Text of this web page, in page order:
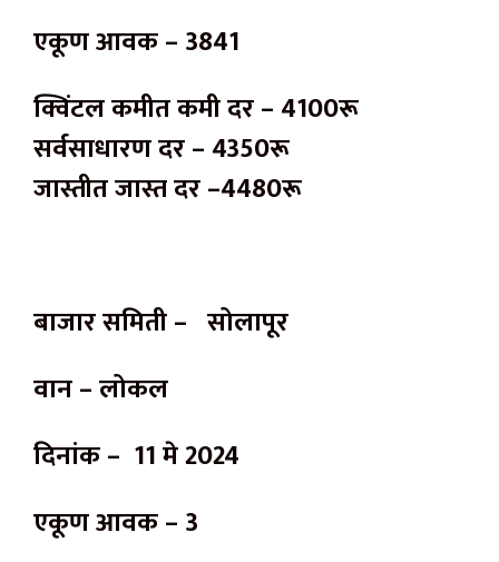
एकूण आवक – 3841
क्विंटल कमीत कमी दर – 4100रू
सर्वसाधारण दर – 4350रू
जास्तीत जास्त दर –4480रू
बाजार समिती – सोलापूर
वान – लोकल
दिनांक – 11 मे 2024
एकूण आवक – 3